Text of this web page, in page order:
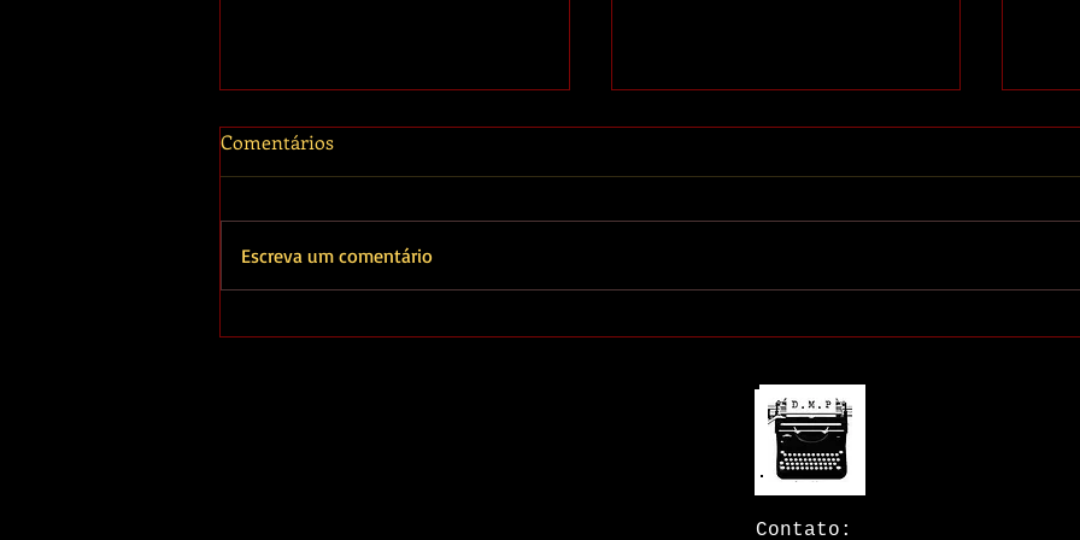
O fim da leitura
Comentários
Escreva um comentário
Contato: